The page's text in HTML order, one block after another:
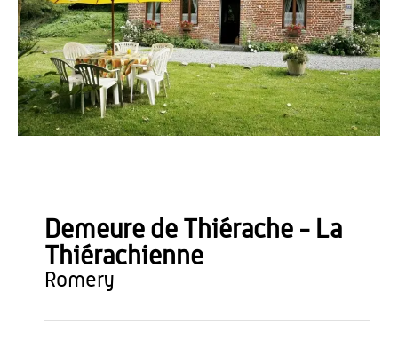
Demeure de Thiérache - La
Thiérachienne
romery